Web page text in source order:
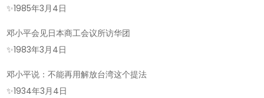
✨1985年3月4日
邓小平会见日本商工会议所访华团
✨1983年3月4日
邓小平说：不能再用解放台湾这个提法
✨1934年3月4日